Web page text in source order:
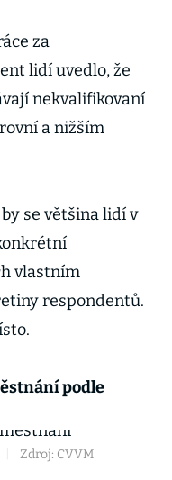
za
lidí uvedlo, že
nekvalifikovaní
a nižším
se většina lidí v
vlastním
respondentů.
podle
Zdroj: CVVM